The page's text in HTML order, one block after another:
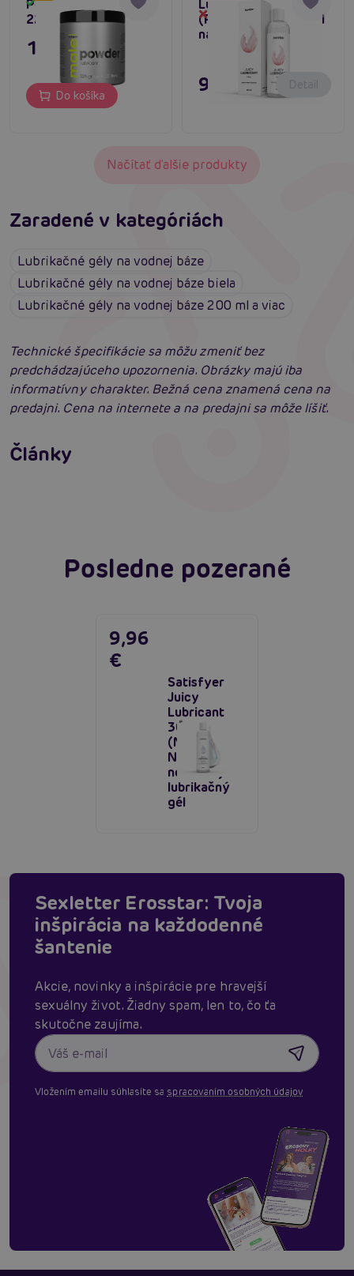
Powder Lubricant
225 g
Skladom
17,96 €
Do košíka
Lubricant 300 ml
(Feel), lubrikačný gél
na vodnej báze
Dočasne vypredané
9,96 € Detail
Načítať ďalšie produkty
Zaradené v kategóriách
Lubrikačné gély na vodnej báze
Lubrikačné gély na vodnej báze biela
Lubrikačné gély na vodnej báze 200 ml a viac
Technické špecifikácie sa môžu zmeniť bez
predchádzajúceho upozornenia. Obrázky majú iba
informatívny charakter. Bežná cena znamená cena na
predajni. Cena na internete a na predajni sa môže líšiť.
Články
Ako na zlepšenie a podporu erekcie
Čítať viacej
Erotická inteligencia: Príručka Sexiómov
Posledne pozerané
Satisfyer
Juicy
Lubricant
300 ml
(Naughty
Neutral),
neutrálny
lubrikačný
gél
9,96
€
Sexletter Erosstar: Tvoja
inšpirácia na každodenné
šantenie
Akcie, novinky a inšpirácie pre hravejší
sexuálny život. Žiadny spam, len to, čo ťa
skutočne zaujíma.
Vložením emailu súhlasíte sa spracovaním osobných údajov